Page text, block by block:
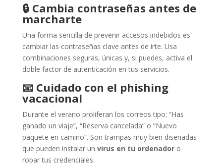
🔒Cambia contraseñas antes de
marcharte
Una forma sencilla de prevenir accesos indebidos es
cambiar las contraseñas clave antes de irte. Usa
combinaciones seguras, únicas y, si puedes, activa el
doble factor de autenticación en tus servicios.
📧Cuidado con el phishing
vacacional
Durante el verano proliferan los correos tipo: “Has
ganado un viaje”, “Reserva cancelada” o “Nuevo
paquete en camino”. Son trampas muy bien diseñadas
que pueden instalar un virus en tu ordenadoro
robar tus credenciales.